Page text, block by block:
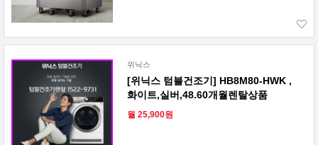
위닉스
[위닉스 텀블건조기] HB8M80-HWK ,
화이트,실버,48.60개월렌탈상품
월 25,900원